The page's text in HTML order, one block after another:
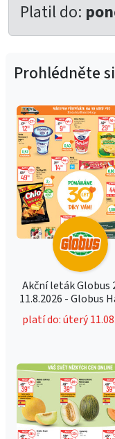
Platil do:
Prohlédněte
Akční leták Globus
11.8.2026 - Globus
platí do: úterý